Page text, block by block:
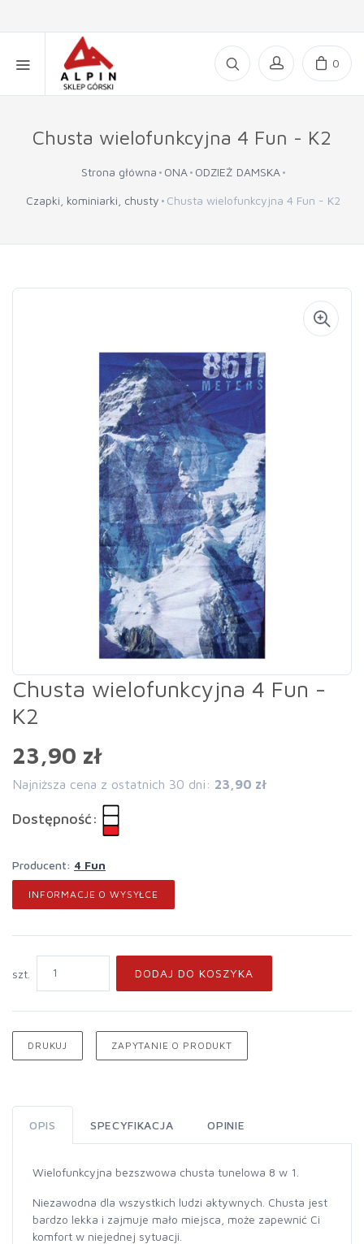
0
Chusta wielofunkcyjna 4 Fun - K2
Strona główna ONA ODZIEŻ DAMSKA
Czapki, kominiarki, chusty Chusta wielofunkcyjna 4 Fun - K2
Chusta wielofunkcyjna 4 Fun -
K2
23,90 zł
Najniższa cena z ostatnich 30 dni: 23,90 zł
Dostępność:
Producent: 4 Fun
INFORMACJE O WYSYŁCE
szt. DODAJ DO KOSZYKA
DRUKUJ ZAPYTANIE O PRODUKT
OPIS SPECYFIKACJA OPINIE
Wielofunkcyjna bezszwowa chusta tunelowa 8 w 1.
Niezawodna dla wszystkich ludzi aktywnych. Chusta jest
bardzo lekka i zajmuje mało miejsca, może zapewnić Ci
komfort w niejednej sytuacji.